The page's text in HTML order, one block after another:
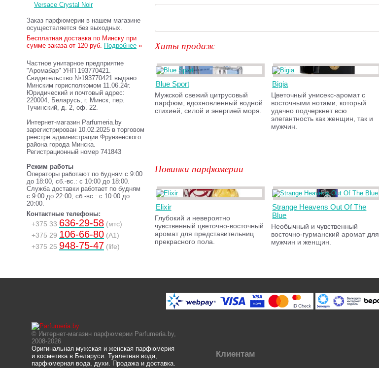
Хиты продаж
Blue Sport
Мужской свежий цитрусовый
парфюм, вдохновленный водной
стихией, силой и энергией моря.
Bigia
Цветочный унисекс-аромат с
восточными нотами, который
удачно подчеркнет всю
элегантность как женщин, так и
мужчин.
Новинки парфюмерии
Elixir
Глубокий и невероятно
чувственный цветочно-восточный
аромат для представительниц
прекрасного пола.
Strange Heavens Out Of The
Blue
Необычный и чувственный
восточно-гурманский аромат для
мужчин и женщин.
Versace Crystal Noir
Заказ парфюмерии в нашем магазине
осуществляется без выходных.
Бесплатная доставка по Минску при
сумме заказа от 120 руб. Подробнее »
Частное унитарное предприятие
"Аромабар" УНП 193770421.
Свидетельство №193770421 выдано
Минским горисполкомом 11.06.24г.
Юридический и почтовый адрес:
220004, Беларусь, г. Минск, пер.
Тучинский, д. 2, оф. 22.
Интернет-магазин Parfumeria.by
зарегистрирован 10.02.2025 в торговом
реестре администрации Фрунзенского
района города Минска.
Регистрационный номер 741843
Режим работы
Операторы работают по будням с 9:00
до 18:00, сб.-вс.: с 10:00 до 18:00.
Служба доставки работает по будням
с 9:00 до 22:00, сб.-вс.: с 10:00 до
20:00.
Контактные телефоны:
+375 33 636-29-58 (мтс)
+375 29 106-66-80 (A1)
+375 25 948-75-47 (life)
© Интернет-магазин парфюмерии Parfumeria.by,
2008-2026
Оригинальная мужская и женская парфюмерия
и косметика в Беларуси. Туалетная вода,
парфюмерная вода, духи. Продажа и доставка.
Клиентам